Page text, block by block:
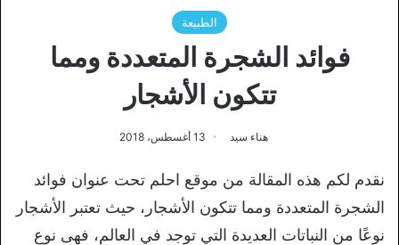
الطبيعة
فوائد الشجرة المتعددة ومما
تتكون الأشجار
هناء سيد 13 أغسطس، 2018
نقدم لكم هذه المقالة من موقع احلم تحت عنوان فوائد
الشجرة المتعددة ومما تتكون الأشجار، حيث تعتبر الأشجار
نوعًا من النباتات العديدة التي توجد في العالم، فهى نوع